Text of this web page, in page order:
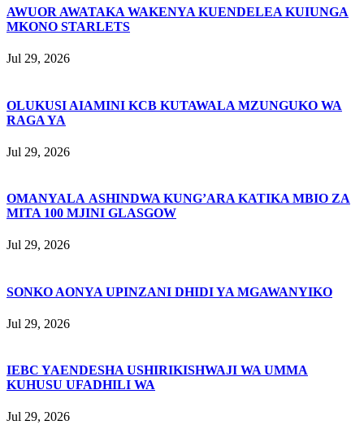
AWUOR AWATAKA WAKENYA KUENDELEA KUIUNGA
MKONO STARLETS
Jul 29, 2026
OLUKUSI AIAMINI KCB KUTAWALA MZUNGUKO WA
RAGA YA
Jul 29, 2026
OMANYALA ASHINDWA KUNG’ARA KATIKA MBIO ZA
MITA 100 MJINI GLASGOW
Jul 29, 2026
SONKO AONYA UPINZANI DHIDI YA MGAWANYIKO
Jul 29, 2026
IEBC YAENDESHA USHIRIKISHWAJI WA UMMA
KUHUSU UFADHILI WA
Jul 29, 2026